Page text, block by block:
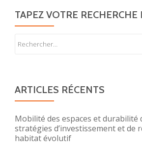
TAPEZ VOTRE RECHERCHE
ARTICLES RÉCENTS
Mobilité des espaces et durabilité
stratégies d’investissement et de
habitat évolutif